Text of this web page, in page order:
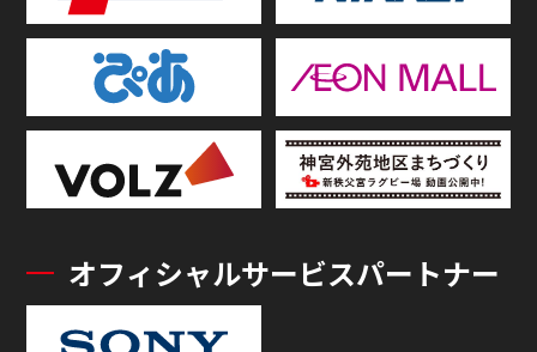
オフィシャルサービスパートナー